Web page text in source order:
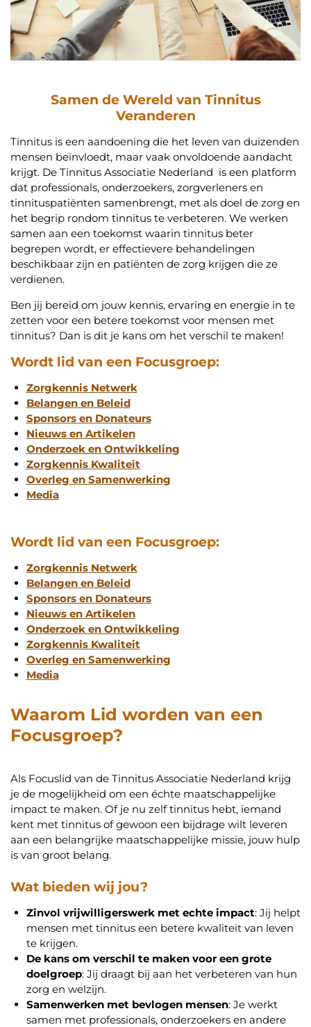
Samen de Wereld van Tinnitus
Veranderen
Tinnitus is een aandoening die het leven van duizenden
mensen beïnvloedt, maar vaak onvoldoende aandacht
krijgt. De Tinnitus Associatie Nederland is een platform
dat professionals, onderzoekers, zorgverleners en
tinnituspatiënten samenbrengt, met als doel de zorg en
het begrip rondom tinnitus te verbeteren. We werken
samen aan een toekomst waarin tinnitus beter
begrepen wordt, er effectievere behandelingen
beschikbaar zijn en patiënten de zorg krijgen die ze
verdienen.
Ben jij bereid om jouw kennis, ervaring en energie in te
zetten voor een betere toekomst voor mensen met
tinnitus? Dan is dit je kans om het verschil te maken!
Wordt lid van een Focusgroep:
Zorgkennis Netwerk
Belangen en Beleid
Sponsors en Donateurs
Nieuws en Artikelen
Onderzoek en Ontwikkeling
Zorgkennis Kwaliteit
Overleg en Samenwerking
Media
Wordt lid van een Focusgroep:
Zorgkennis Netwerk
Belangen en Beleid
Sponsors en Donateurs
Nieuws en Artikelen
Onderzoek en Ontwikkeling
Zorgkennis Kwaliteit
Overleg en Samenwerking
Media
Waarom Lid worden van een
Focusgroep?
Als Focuslid van de Tinnitus Associatie Nederland krijg
je de mogelijkheid om een échte maatschappelijke
impact te maken. Of je nu zelf tinnitus hebt, iemand
kent met tinnitus of gewoon een bijdrage wilt leveren
aan een belangrijke maatschappelijke missie, jouw hulp
is van groot belang.
Wat bieden wij jou?
Zinvol vrijwilligerswerk met echte impact: Jij helpt
mensen met tinnitus een betere kwaliteit van leven
te krijgen.
De kans om verschil te maken voor een grote
doelgroep: Jij draagt bij aan het verbeteren van hun
zorg en welzijn.
Samenwerken met bevlogen mensen: Je werkt
samen met professionals, onderzoekers en andere